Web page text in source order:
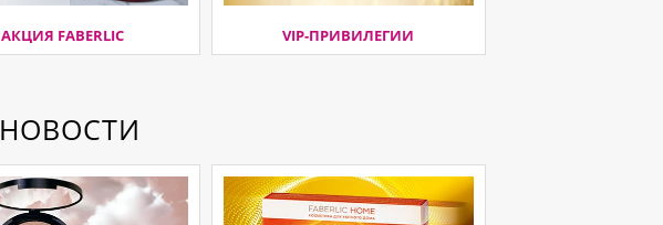
АКЦИЯ FABERLIC VIP-ПРИВИЛЕГИИ
НОВОСТИ